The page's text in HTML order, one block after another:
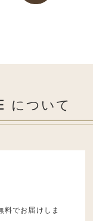
について
でお届けしま